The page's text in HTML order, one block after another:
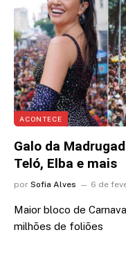
ACONTECE
Galo da
Teló, Elba e mais
por Sofia Alves 6 de
Maior bloco de
milhões de foliões